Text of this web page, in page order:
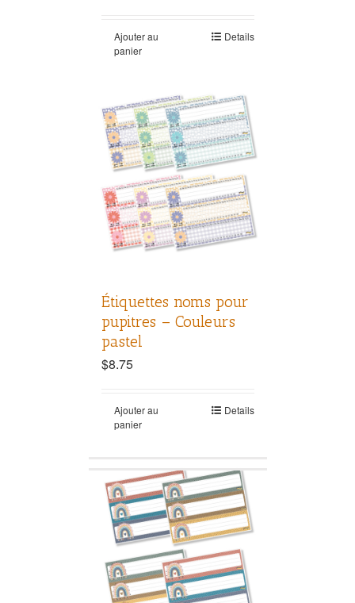
Ajouter au
panier
Details
Étiquettes noms pour
pupitres – Couleurs
pastel
$8.75
Ajouter au
panier
Details